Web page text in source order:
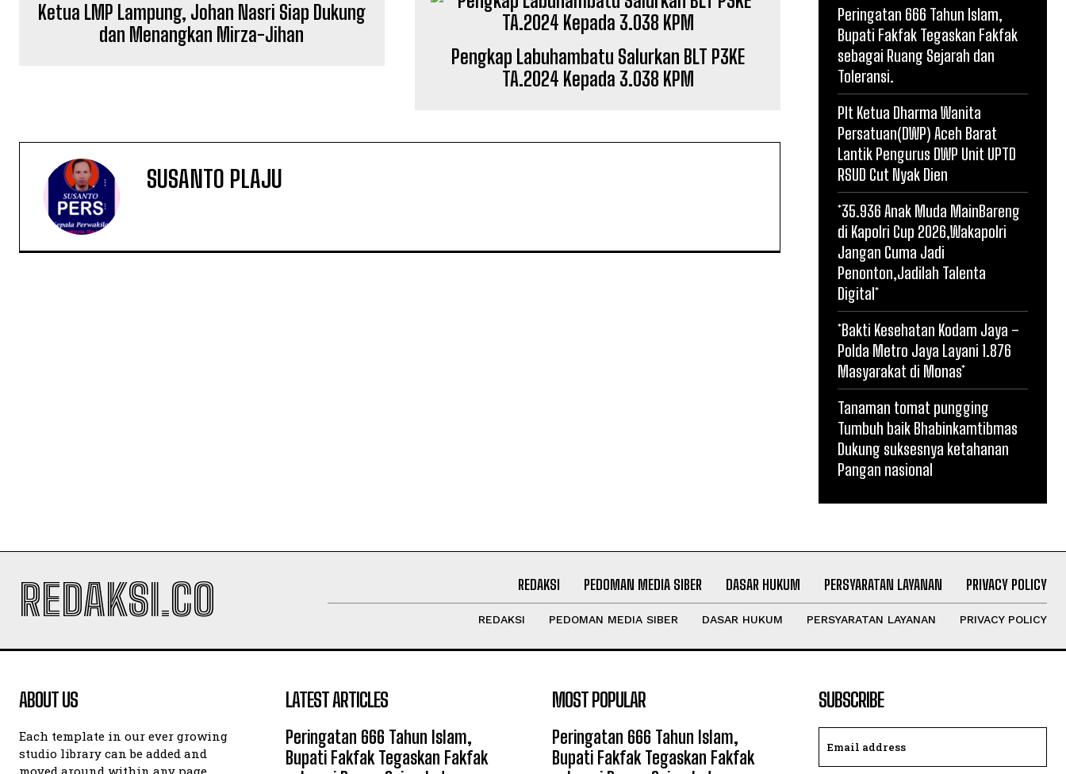
Ketua LMP Lampung, Johan Nasri Siap Dukung
dan Menangkan Mirza-Jihan
Pengkap Labuhambatu Salurkan BLT P3KE
TA.2024 Kepada 3.038 KPM
SUSANTO PLAJU
Peringatan 666 Tahun Islam,
Bupati Fakfak Tegaskan Fakfak
sebagai Ruang Sejarah dan
Toleransi.
Plt Ketua Dharma Wanita
Persatuan(DWP) Aceh Barat
Lantik Pengurus DWP Unit UPTD
RSUD Cut Nyak Dien
*35.936 Anak Muda MainBareng
di Kapolri Cup 2026,Wakapolri
Jangan Cuma Jadi
Penonton,Jadilah Talenta
Digital*
*Bakti Kesehatan Kodam Jaya –
Polda Metro Jaya Layani 1.876
Masyarakat di Monas*
Tanaman tomat pungging
Tumbuh baik Bhabinkamtibmas
Dukung suksesnya ketahanan
Pangan nasional
REDAKSI.CO REDAKSI PEDOMAN MEDIA SIBER DASAR HUKUM PERSYARATAN LAYANAN PRIVACY POLICY
REDAKSI PEDOMAN MEDIA SIBER DASAR HUKUM PERSYARATAN LAYANAN PRIVACY POLICY
ABOUT US
Each template in our ever growing
studio library can be added and
moved around within any page
LATEST ARTICLES
Peringatan 666 Tahun Islam,
Bupati Fakfak Tegaskan Fakfak
MOST POPULAR
Peringatan 666 Tahun Islam,
Bupati Fakfak Tegaskan Fakfak
SUBSCRIBE